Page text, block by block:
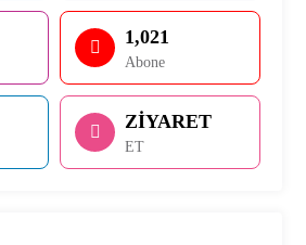
1,021
Abone
ZİYARET
ET